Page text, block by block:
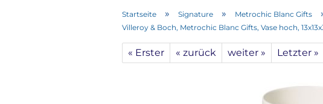
Startseite » Signature » Metrochic Blanc Gifts
Villeroy & Boch, Metrochic Blanc Gifts, Vase hoch,
« Erster « zurück weiter » Letzter »